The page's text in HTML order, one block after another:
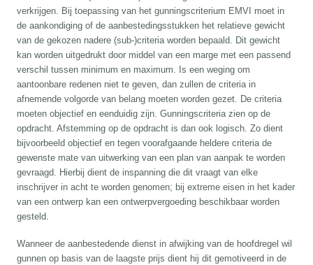
verkrijgen. Bij toepassing van het gunningscriterium EMVI moet in
de aankondiging of de aanbestedingsstukken het relatieve gewicht
van de gekozen nadere (sub-)criteria worden bepaald. Dit gewicht
kan worden uitgedrukt door middel van een marge met een passend
verschil tussen minimum en maximum. Is een weging om
aantoonbare redenen niet te geven, dan zullen de criteria in
afnemende volgorde van belang moeten worden gezet. De criteria
moeten objectief en eenduidig zijn. Gunningscriteria zien op de
opdracht. Afstemming op de opdracht is dan ook logisch. Zo dient
bijvoorbeeld objectief en tegen voorafgaande heldere criteria de
gewenste mate van uitwerking van een plan van aanpak te worden
gevraagd. Hierbij dient de inspanning die dit vraagt van elke
inschrijver in acht te worden genomen; bij extreme eisen in het kader
van een ontwerp kan een ontwerpvergoeding beschikbaar worden
gesteld.
Wanneer de aanbestedende dienst in afwijking van de hoofdregel wil
gunnen op basis van de laagste prijs dient hij dit gemotiveerd in de